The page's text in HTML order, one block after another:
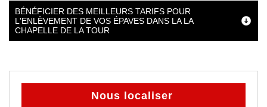
BÉNÉFICIER DES MEILLEURS TARIFS POUR
L'ENLÈVEMENT DE VOS ÉPAVES DANS LA LA
CHAPELLE DE LA TOUR
Nous localiser